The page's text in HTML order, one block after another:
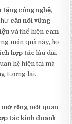
tặng công nghệ,
cầu nối vững
và thể hiện cam
món quà này, họ
hợp tác lâu dài.
hệ hiện tại mà
tương lai.
mở rộng mối quan
tác kinh doanh